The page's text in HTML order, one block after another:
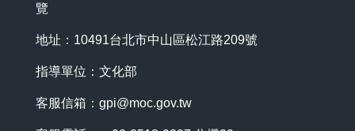
覽
地址：10491台北市中山區松江路209號
指導單位：文化部
客服信箱： gpi@moc.gov.tw